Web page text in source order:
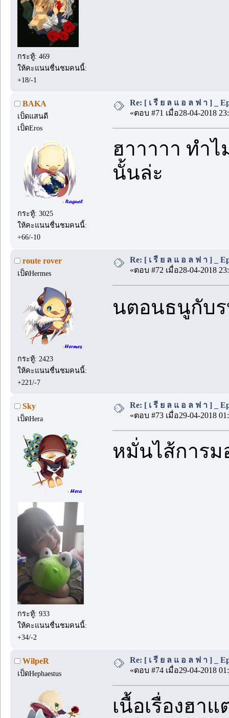
กระทู้: 469
ให้คะแนนชื่นชมคนนี้:
+18/-1
BAKA
เป็ดแสนดี
เป็ดEros
กระทู้: 3025
ให้คะแนนชื่นชมคนนี้:
+66/-10
Re: [ เ รี ย ล แ อ ล ฟ า ] _
«ตอบ #71 เมื่อ28-04-2018
ฮาาาาา ทำ
นั้นล่ะ
route rover
เป็ดHermes
กระทู้: 2423
ให้คะแนนชื่นชมคนนี้:
+221/-7
Re: [ เ รี ย ล แ อ ล ฟ า ] _
«ตอบ #72 เมื่อ28-04-2018
นตอนธนูกับ
Sky
เป็ดHera
กระทู้: 933
ให้คะแนนชื่นชมคนนี้:
+34/-2
Re: [ เ รี ย ล แ อ ล ฟ า ] _
«ตอบ #73 เมื่อ29-04-2018
หมั่นไส้การม
WilpeR
เป็ดHephaestus
Re: [ เ รี ย ล แ อ ล ฟ า ] _
«ตอบ #74 เมื่อ29-04-2018
เนื้อเรื่องฮา